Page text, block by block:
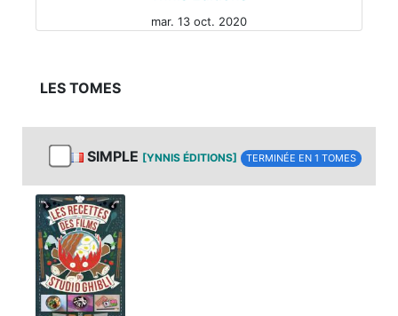
NOUVELLE LICENCE
mar. 13 oct. 2020
LES TOMES
SIMPLE [YNNIS ÉDITIONS] TERMINÉE EN 1 TOMES